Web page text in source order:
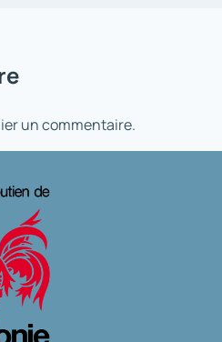
un commentaire.